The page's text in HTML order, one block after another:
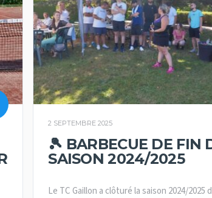
2 SEPTEMBRE 2025
🎾 BARBECUE DE FIN
SAISON 2024/2025
Le TC Gaillon a clôturé la saison 2024/2025